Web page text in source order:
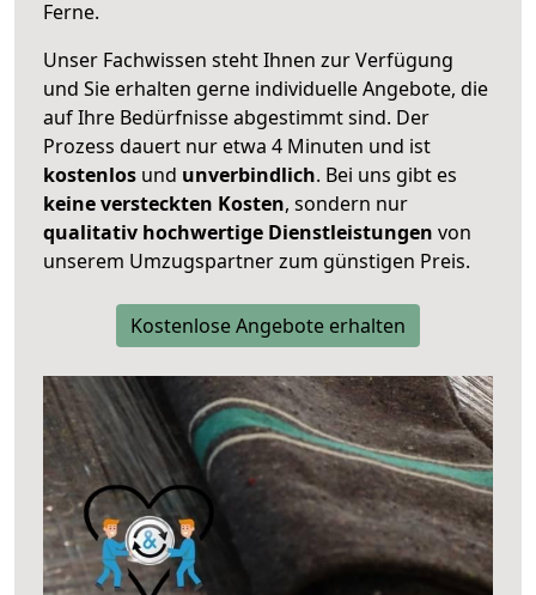
Ferne.
Unser Fachwissen steht Ihnen zur Verfügung
und Sie erhalten gerne individuelle Angebote, die
auf Ihre Bedürfnisse abgestimmt sind. Der
Prozess dauert nur etwa 4 Minuten und ist
kostenlos und unverbindlich. Bei uns gibt es
keine versteckten Kosten, sondern nur
qualitativ hochwertige Dienstleistungen von
unserem Umzugspartner zum günstigen Preis.
Kostenlose Angebote erhalten